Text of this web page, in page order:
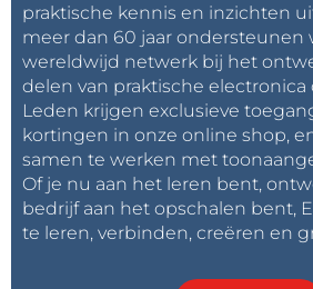
praktische kennis en inzichten
meer dan 60 jaar ondersteunen
wereldwijd netwerk bij het
delen van praktische electronica
Leden krijgen exclusieve
kortingen in onze online shop,
samen te werken met
Of je nu aan het leren bent,
bedrijf aan het opschalen bent,
te leren, verbinden, creëren en